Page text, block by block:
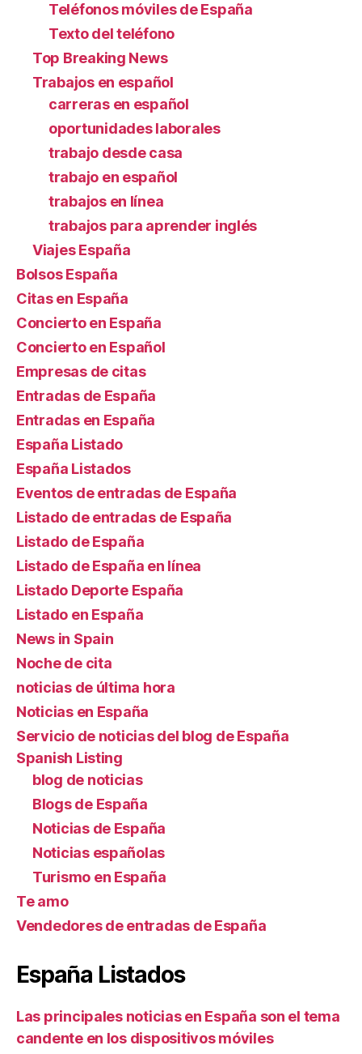
Teléfonos móviles de España
Texto del teléfono
Top Breaking News
Trabajos en español
carreras en español
oportunidades laborales
trabajo desde casa
trabajo en español
trabajos en línea
trabajos para aprender inglés
Viajes España
Bolsos España
Citas en España
Concierto en España
Concierto en Español
Empresas de citas
Entradas de España
Entradas en España
España Listado
España Listados
Eventos de entradas de España
Listado de entradas de España
Listado de España
Listado de España en línea
Listado Deporte España
Listado en España
News in Spain
Noche de cita
noticias de última hora
Noticias en España
Servicio de noticias del blog de España
Spanish Listing
blog de noticias
Blogs de España
Noticias de España
Noticias españolas
Turismo en España
Te amo
Vendedores de entradas de España
España Listados
Las principales noticias en España son el tema
candente en los dispositivos móviles